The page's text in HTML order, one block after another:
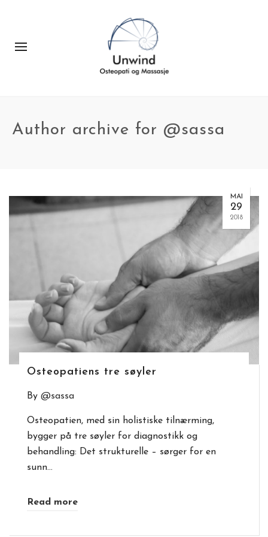
Author archive for @sassa
MAI
29
2018
Osteopatiens tre søyler
By @sassa
Osteopatien, med sin holistiske tilnærming,
bygger på tre søyler for diagnostikk og
behandling: Det strukturelle – sørger for en
sunn…
Read more